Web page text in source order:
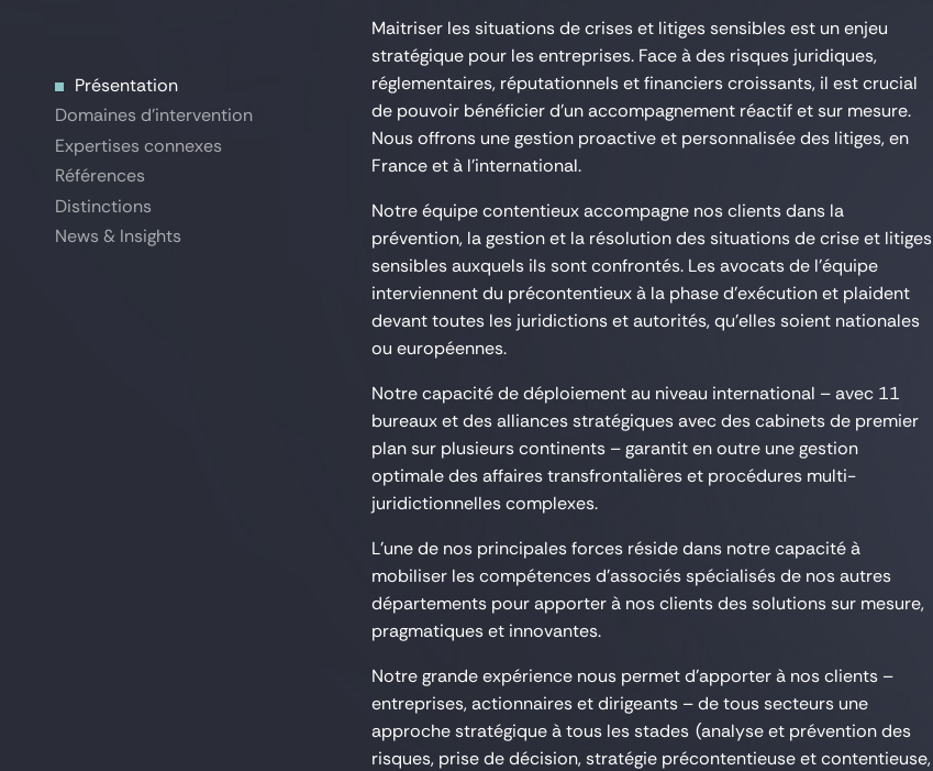
Présentation
Domaines d'intervention
Expertises connexes
Références
Distinctions
News & Insights
Présentation
Domaines d'intervention
Expertises connexes
Références
Distinctions
News & Insights
Maitriser les situations de crises et litiges sensibles est un enjeu
stratégique pour les entreprises. Face à des risques juridiques,
réglementaires, réputationnels et financiers croissants, il est crucial
de pouvoir bénéficier d’un accompagnement réactif et sur mesure.
Nous offrons une gestion proactive et personnalisée des litiges, en
France et à l’international.
Notre équipe contentieux accompagne nos clients dans la
prévention, la gestion et la résolution des situations de crise et litiges
sensibles auxquels ils sont confrontés. Les avocats de l’équipe
interviennent du précontentieux à la phase d’exécution et plaident
devant toutes les juridictions et autorités, qu’elles soient nationales
ou européennes.
Notre capacité de déploiement au niveau international – avec 11
bureaux et des alliances stratégiques avec des cabinets de premier
plan sur plusieurs continents – garantit en outre une gestion
optimale des affaires transfrontalières et procédures multi-
juridictionnelles complexes.
L’une de nos principales forces réside dans notre capacité à
mobiliser les compétences d’associés spécialisés de nos autres
départements pour apporter à nos clients des solutions sur mesure,
pragmatiques et innovantes.
Notre grande expérience nous permet d’apporter à nos clients –
entreprises, actionnaires et dirigeants – de tous secteurs une
approche stratégique à tous les stades (analyse et prévention des
risques, prise de décision, stratégie précontentieuse et contentieuse,